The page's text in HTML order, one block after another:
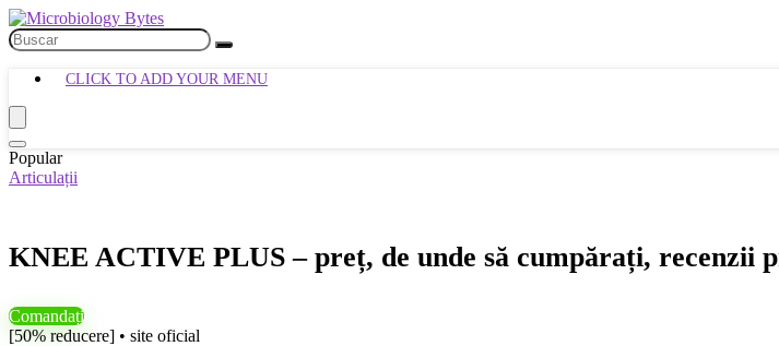
CLICK TO ADD YOUR MENU
Popular
Articulații
KNEE ACTIVE PLUS – preț, de unde să cumpărați, recenzii
Comandați
[50% reducere] • site oficial